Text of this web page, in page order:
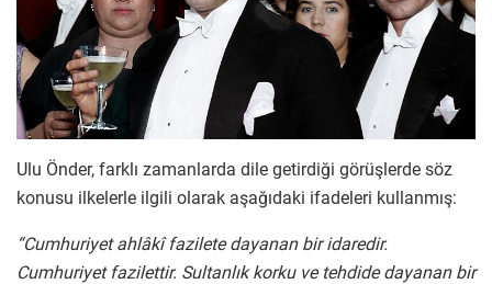
Ulu Önder, farklı zamanlarda dile getirdiği görüşlerde söz
konusu ilkelerle ilgili olarak aşağıdaki ifadeleri kullanmış:
“Cumhuriyet ahlâkî fazilete dayanan bir idaredir.
Cumhuriyet fazilettir. Sultanlık korku ve tehdide dayanan bir